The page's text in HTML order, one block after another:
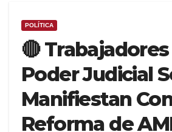
POLÍTICA
🔴
Poder Judicial
Manifiestan
Reforma de